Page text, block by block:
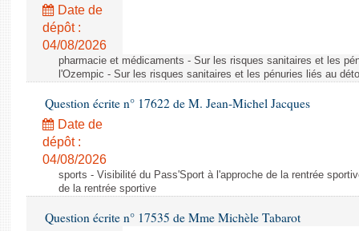
Date de
dépôt :
04/08/2026
pharmacie et médicaments - Sur les risques sanitaires et les
l'Ozempic - Sur les risques sanitaires et les pénuries liés au
Question écrite n° 17622 de M. Jean-Michel Jacques
Date de
dépôt :
04/08/2026
sports - Visibilité du Pass'Sport à l'approche de la rentrée
de la rentrée sportive
Question écrite n° 17535 de Mme Michèle Tabarot